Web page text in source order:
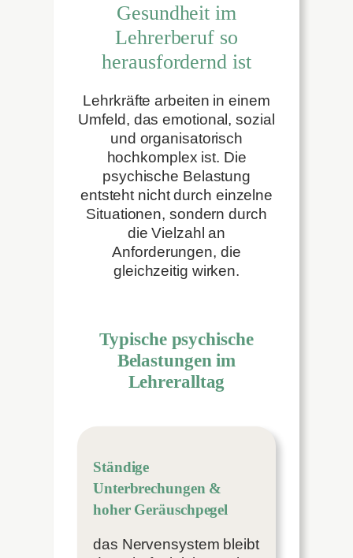
Gesundheit im
Lehrerberuf so
herausfordernd ist
Lehrkräfte arbeiten in einem
Umfeld, das emotional, sozial
und organisatorisch
hochkomplex ist. Die
psychische Belastung
entsteht nicht durch einzelne
Situationen, sondern durch
die Vielzahl an
Anforderungen, die
gleichzeitig wirken.
Typische psychische
Belastungen im
Lehreralltag
Ständige
Unterbrechungen &
hoher Geräuschpegel
das Nervensystem bleibt